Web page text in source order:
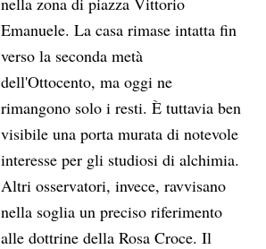
Emanuele. La casa rimase intatta fin
verso la seconda metà
dell'Ottocento, ma oggi ne
rimangono solo i resti. È tuttavia ben
visibile una porta murata di notevole
interesse per gli studiosi di alchimia.
Altri osservatori, invece, ravvisano
nella soglia un preciso riferimento
alle dottrine della Rosa Croce. Il